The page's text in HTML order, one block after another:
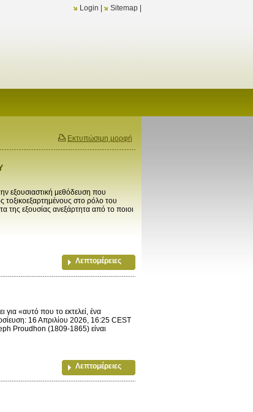
Login Sitemap
Εκτυπώσιμη μορφή
εξουσιαστική μεθόδευση που
τοξικοεξαρτημένους στο ρόλο του
της εξουσίας ανεξάρτητα από το ποιοι
Λεπτομέρειες
«αυτό που το εκτελεί, ένα
16 Απριλίου 2026, 16:25 CEST
Proudhon (1809-1865) είναι
Λεπτομέρειες